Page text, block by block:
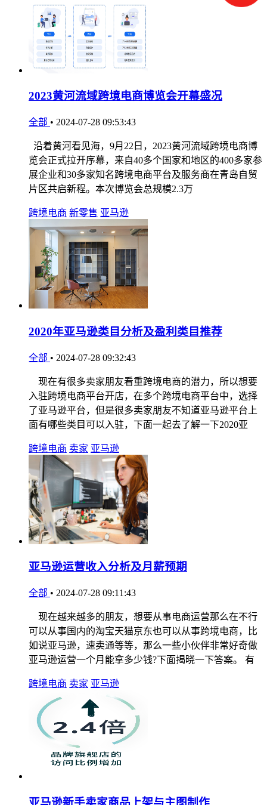
2023黄河流域跨境电商博览会开幕盛况
全部 • 2024-07-28 09:53:43
沿着黄河看见海，9月22日，2023黄河流域跨境电商博
览会正式拉开序幕，来自40多个国家和地区的400多家参
展企业和30多家知名跨境电商平台及服务商在青岛自贸
片区共启新程。本次博览会总规模2.3万
跨境电商 新零售 亚马逊
2020年亚马逊类目分析及盈利类目推荐
全部 • 2024-07-28 09:32:43
现在有很多卖家朋友看重跨境电商的潜力，所以想要
入驻跨境电商平台开店，在多个跨境电商平台中，选择
了亚马逊平台，但是很多卖家朋友不知道亚马逊平台上
面有哪些类目可以入驻，下面一起去了解一下2020亚
跨境电商 卖家 亚马逊
亚马逊运营收入分析及月薪预期
全部 • 2024-07-28 09:11:43
现在越来越多的朋友，想要从事电商运营那么在不行
可以从事国内的淘宝天猫京东也可以从事跨境电商，比
如说亚马逊，速卖通等等，那么一些小伙伴非常好奇做
亚马逊运营一个月能拿多少钱?下面揭晓一下答案。 有
跨境电商 卖家 亚马逊
亚马逊新手卖家商品上架与主图制作